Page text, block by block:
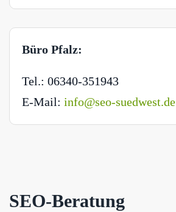
Büro Pfalz:
Tel.: 06340-351943
E-Mail: info@seo-suedwest.de
SEO-Beratung